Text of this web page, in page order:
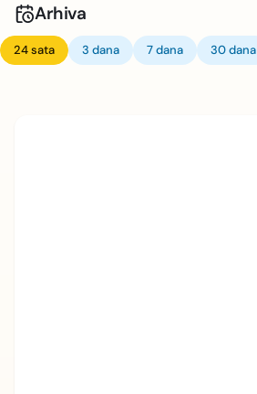
Arhiva
24 sata 3 dana 7 dana 30 dana